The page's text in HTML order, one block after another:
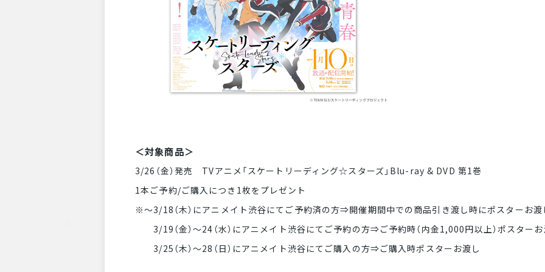
＜対象商品＞
3/26（金）発売 TVアニメ「スケートリーディング☆スターズ」Blu-ray & DVD 第1巻
1本ご予約/ご購入につき1枚をプレゼント
※～3/18（木）にアニメイト渋谷にてご予約済の方⇒開催期間中での商品引き渡し時にポスターお渡
3/19（金）～24（水）にアニメイト渋谷にてご予約の方⇒ご予約時（内金1,000円以上）ポスターお
3/25（木）～28（日）にアニメイト渋谷にてご購入の方⇒ご購入時ポスターお渡し